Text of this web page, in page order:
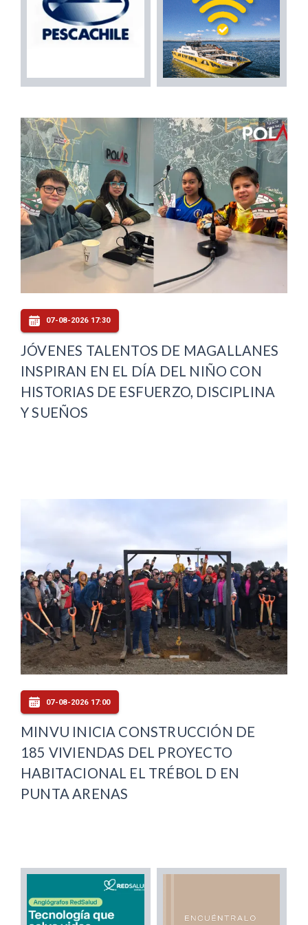
07-08-2026 17:30
JÓVENES TALENTOS DE MAGALLANES
INSPIRAN EN EL DÍA DEL NIÑO CON
HISTORIAS DE ESFUERZO, DISCIPLINA
Y SUEÑOS
07-08-2026 17:00
MINVU INICIA CONSTRUCCIÓN DE
185 VIVIENDAS DEL PROYECTO
HABITACIONAL EL TRÉBOL D EN
PUNTA ARENAS